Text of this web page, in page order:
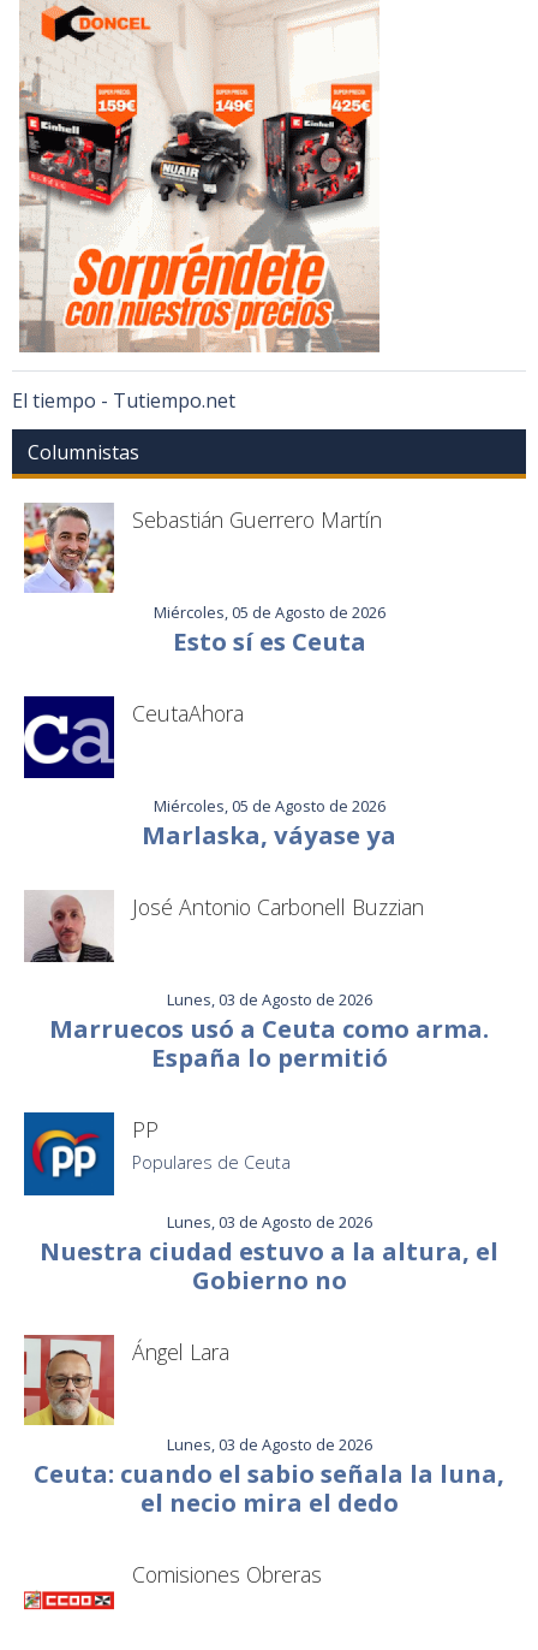
El tiempo - Tutiempo.net
Columnistas
Sebastián Guerrero Martín
Miércoles, 05 de Agosto de 2026
Esto sí es Ceuta
CeutaAhora
Miércoles, 05 de Agosto de 2026
Marlaska, váyase ya
José Antonio Carbonell Buzzian
Lunes, 03 de Agosto de 2026
Marruecos usó a Ceuta como arma.
España lo permitió
PP
Populares de Ceuta
Lunes, 03 de Agosto de 2026
Nuestra ciudad estuvo a la altura, el
Gobierno no
Ángel Lara
Lunes, 03 de Agosto de 2026
Ceuta: cuando el sabio señala la luna,
el necio mira el dedo
Comisiones Obreras